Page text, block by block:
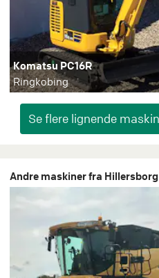
Komatsu PC16R
Ringkobing
Andre maskiner fra Hillersborg